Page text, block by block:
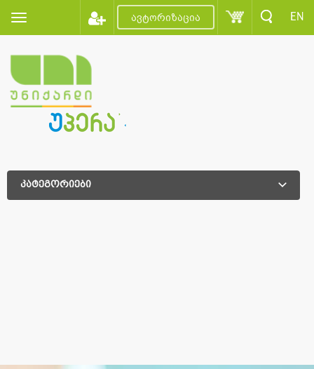
ავტორიზაცია EN
კატეგორიები